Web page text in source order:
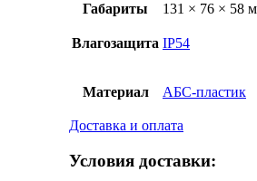
Габариты
131 × 76 × 58
Влагозащита IP54
Материал АБС-пластик
Доставка и оплата
Условия доставки: